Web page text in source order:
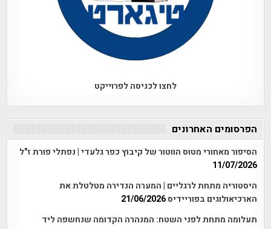
לחצו לכניסה לפרוייקט
הפרסומים האחרונים
הסיפור מאחורי מטוס הווטור של קיבוץ כפר גלעדי | נפתלי פורת ז"ל
11/07/2026
היסטוריה מתחת לרגליים | המערה הנדירה מטלטלת את
הארכיאולוגים בפוריידיס21/06/2026
תעלומה מתחת לפני השטח: המנהרה הקדומה שנחשפה ליד